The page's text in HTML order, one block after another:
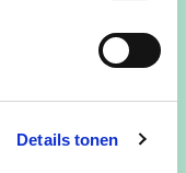
Details tonen
wat dichter bij